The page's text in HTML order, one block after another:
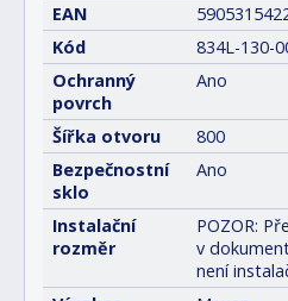
EAN
Kód
834L-130-
Ochranný
povrch
Ano
Šířka otvoru
800
Bezpečnostní
sklo
Ano
Instalační
rozměr
POZOR:
v
není